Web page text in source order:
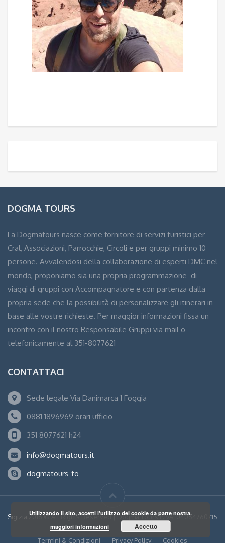
DOGMA TOURS
La Dogmatours nasce come fornitore di servizi turistici per
Cral, Associazioni, Parrocchie, Circoli e per gruppi minimo 10
persone. Avvalendosi della collaborazione di esperti DMC nel
mondo, proponiamo sia una propria programmazione di
viaggi di gruppi con Accompagnatore e con partenza dalla
propria sede che la possibilità di personalizzare gli itinerari in
base alle vostre richieste. Per maggior informazioni fissa un
incontro con il nostro Responsabile Gruppi via mail o
telefonicamente al 351-8077621
CONTATTACI
Sede legale Via Danimarca 1 Foggia
0881 1896969 orari ufficio
351 8077621 h24
info@dogmatours.it
dogmatours-to
Sigizia 2016 © All Rights Reserved | Dogma Tours P.IVA: 04064760715
Termini & Condizioni Privacy Policy Cookies
Utilizzando il sito, accetti l'utilizzo dei cookie da parte nostra.
maggiori informazioni
Accetto